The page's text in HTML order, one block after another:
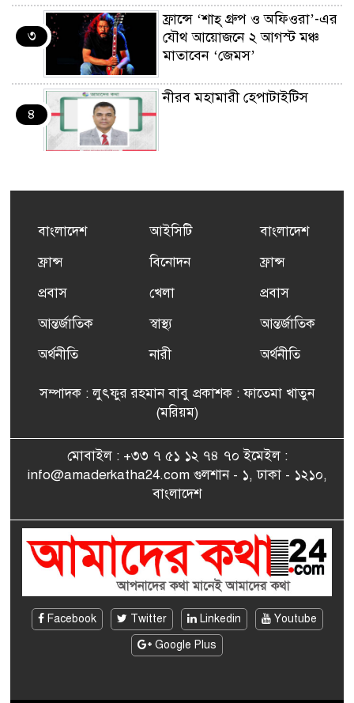
৩
ফ্রান্সে ‘শাহ্ গ্রুপ ও অফিওরা’-এর
যৌথ আয়োজনে ২ আগস্ট মঞ্চ
মাতাবেন ‘জেমস’
৪
নীরব মহামারী হেপাটাইটিস
৫
এর সম্পূর্ণ বিনামূল্যের সুশি
ফ্রান্সসহ ইউরোপীয় দেশসমূহে
দাবদাহ: কারণ, প্রভাব ও করণীয়
ফ্রান্সে সংবর্ধিত হলেন যুক্তরাজ্য
বিএনপি’র আহ্বায়ক কমিটির
সাংবাদিকতায় কৃতিত্বের পুরস্কার
এমপি মমতাজ আলোকে
জেলা প্রবাসী এসোসিয়েশন’
বেদে সম্প্রদায় নিয়ে প্যারিসে
তথ্য-চলচ্চিত্র “ভাসমান জীবন”
বাংলাদেশ
ফ্রান্স
প্রবাস
আন্তর্জাতিক
অর্থনীতি
আইসিটি
বিনোদন
খেলা
স্বাস্থ্য
নারী
বাংলাদেশ
ফ্রান্স
প্রবাস
আন্তর্জাতিক
অর্থনীতি
সম্পাদক : লুৎফুর রহমান বাবু প্রকাশক : ফাতেমা খাতুন
(মরিয়ম)
মোবাইল : +৩৩ ৭ ৫১ ১২ ৭৪ ৭০ ইমেইল :
info@amaderkatha24.com গুলশান - ১, ঢাকা - ১২১০,
বাংলাদেশ
Facebook Twitter Linkedin
Youtube
Google Plus